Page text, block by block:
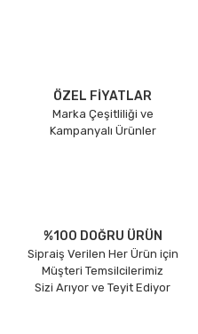
ÖZEL FİYATLAR
Marka Çeşitliliği ve
Kampanyalı Ürünler
%100 DOĞRU ÜRÜN
Sipraiş Verilen Her Ürün için
Müşteri Temsilcilerimiz
Sizi Arıyor ve Teyit Ediyor